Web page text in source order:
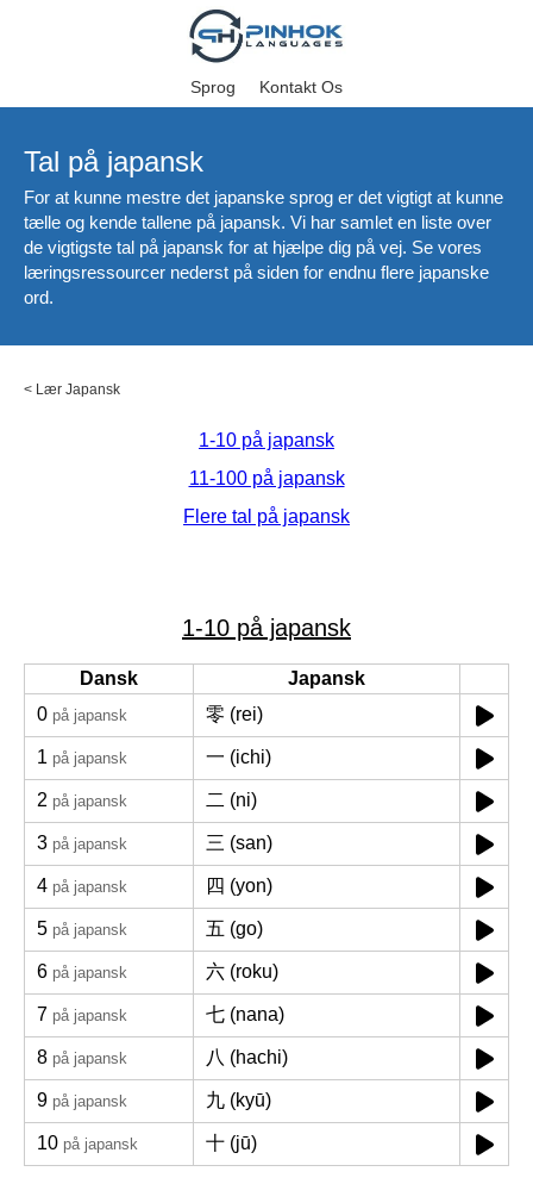
Sprog Kontakt Os
Tal på japansk
For at kunne mestre det japanske sprog er det vigtigt at kunne
tælle og kende tallene på japansk. Vi har samlet en liste over
de vigtigste tal på japansk for at hjælpe dig på vej. Se vores
læringsressourcer nederst på siden for endnu flere japanske
ord.
< Lær Japansk
1-10 på japansk
11-100 på japansk
Flere tal på japansk
1-10 på japansk
Dansk
Japansk
0 på japansk 零 (rei)
1 på japansk 一 (ichi)
2 på japansk 二 (ni)
3 på japansk 三 (san)
4 på japansk 四 (yon)
5 på japansk 五 (go)
6 på japansk 六 (roku)
7 på japansk 七 (nana)
8 på japansk 八 (hachi)
9 på japansk 九 (kyū)
10 på japansk 十 (jū)